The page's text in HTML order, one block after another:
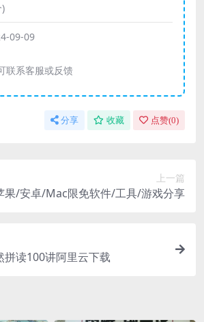
09-09
联系客服或反馈
分享 收藏 点赞(0)
上一篇
果/安卓/Mac限免软件/工具/游戏分享
拼读100讲阿里云下载